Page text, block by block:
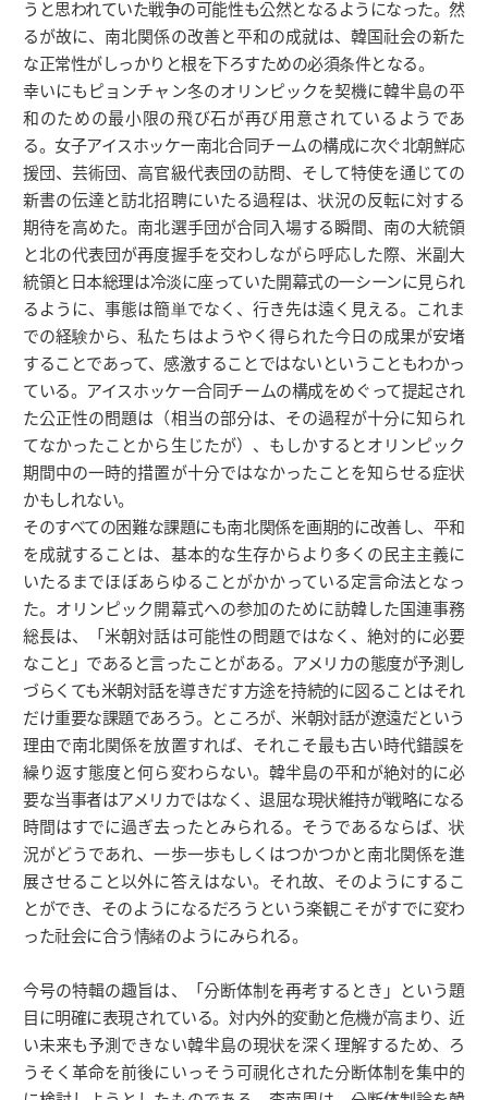
うと思われていた戦争の可能性も公然となるようになった。然
るが故に、南北関係の改善と平和の成就は、韓国社会の新た
な正常性がしっかりと根を下ろすための必須条件となる。
幸いにもピョンチャン冬のオリンピックを契機に韓半島の平
和のための最小限の飛び石が再び用意されているようであ
る。女子アイスホッケー南北合同チームの構成に次ぐ北朝鮮応
援団、芸術団、高官級代表団の訪問、そして特使を通じての
新書の伝達と訪北招聘にいたる過程は、状況の反転に対する
期待を高めた。南北選手団が合同入場する瞬間、南の大統領
と北の代表団が再度握手を交わしながら呼応した際、米副大
統領と日本総理は冷淡に座っていた開幕式の一シーンに見られ
るように、事態は簡単でなく、行き先は遠く見える。これま
での経験から、私たちはようやく得られた今日の成果が安堵
することであって、感激することではないということもわかっ
ている。アイスホッケー合同チームの構成をめぐって提起され
た公正性の問題は（相当の部分は、その過程が十分に知られ
てなかったことから生じたが）、もしかするとオリンピック
期間中の一時的措置が十分ではなかったことを知らせる症状
かもしれない。
そのすべての困難な課題にも南北関係を画期的に改善し、平和
を成就することは、基本的な生存からより多くの民主主義に
いたるまでほぼあらゆることがかかっている定言命法となっ
た。オリンピック開幕式への参加のために訪韓した国連事務
総長は、「米朝対話は可能性の問題ではなく、絶対的に必要
なこと」であると言ったことがある。アメリカの態度が予測し
づらくても米朝対話を導きだす方途を持続的に図ることはそれ
だけ重要な課題であろう。ところが、米朝対話が遼遠だという
理由で南北関係を放置すれば、それこそ最も古い時代錯誤を
繰り返す態度と何ら変わらない。韓半島の平和が絶対的に必
要な当事者はアメリカではなく、退屈な現状維持が戦略になる
時間はすでに過ぎ去ったとみられる。そうであるならば、状
況がどうであれ、一歩一歩もしくはつかつかと南北関係を進
展させること以外に答えはない。それ故、そのようにするこ
とができ、そのようになるだろうという楽観こそがすでに変わ
った社会に合う情緒のようにみられる。
今号の特輯の趣旨は、「分断体制を再考するとき」という題
目に明確に表現されている。対内外的変動と危機が高まり、近
い未来も予測できない韓半島の現状を深く理解するため、ろ
うそく革命を前後にいっそう可視化された分断体制を集中的